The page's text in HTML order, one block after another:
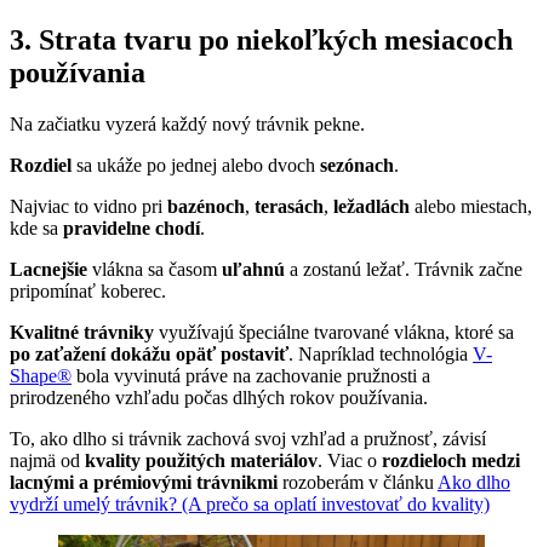
3. Strata tvaru po niekoľkých mesiacoch
používania
Na začiatku vyzerá každý nový trávnik pekne.
Rozdiel sa ukáže po jednej alebo dvoch sezónach.
Najviac to vidno pri bazénoch, terasách, ležadlách alebo miestach,
kde sa pravidelne chodí.
Lacnejšie vlákna sa časom uľahnú a zostanú ležať. Trávnik začne
pripomínať koberec.
Kvalitné trávniky využívajú špeciálne tvarované vlákna, ktoré sa
po zaťažení dokážu opäť postaviť. Napríklad technológia V-
Shape® bola vyvinutá práve na zachovanie pružnosti a
prirodzeného vzhľadu počas dlhých rokov používania.
To, ako dlho si trávnik zachová svoj vzhľad a pružnosť, závisí
najmä od kvality použitých materiálov. Viac o rozdieloch medzi
lacnými a prémiovými trávnikmi rozoberám v článku Ako dlho
vydrží umelý trávnik? (A prečo sa oplatí investovať do kvality)